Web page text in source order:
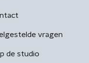
vragen
de studio